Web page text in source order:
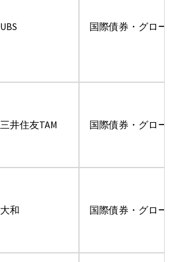
UBS 国際債券・グロ
三井住友TAM 国際債券・グロ
大和 国際債券・グロ